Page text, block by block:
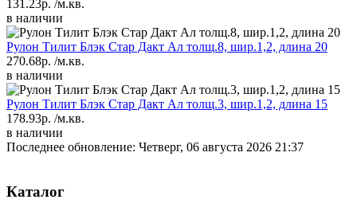
131.23р. /м.кв.
в наличии
Рулон Тилит Блэк Стар Дакт Ал толщ.8, шир.1,2, длина 20
270.68р. /м.кв.
в наличии
Рулон Тилит Блэк Стар Дакт Ал толщ.3, шир.1,2, длина 15
178.93р. /м.кв.
в наличии
Последнее обновление: Четверг, 06 августа 2026 21:37
Каталог